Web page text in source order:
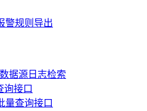
警规则导出
据源日志检索
询接口
量查询接口